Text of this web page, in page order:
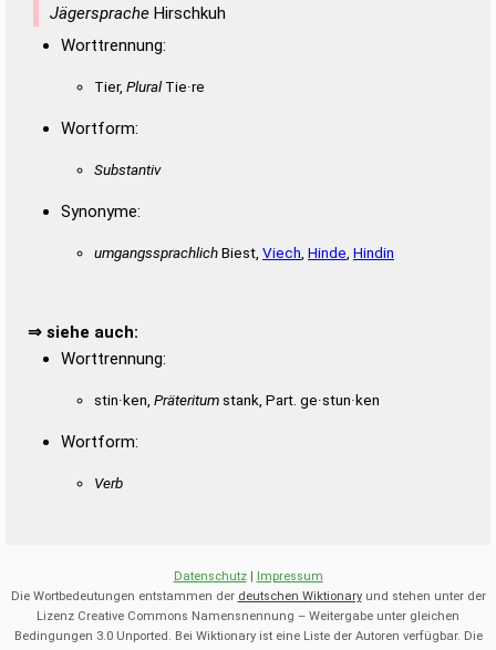
Jägersprache Hirschkuh
Worttrennung:
Tier, PluralTie·re
Wortform:
Substantiv
Synonyme:
umgangssprachlichBiest, Viech Hinde Hindin
⇒ siehe auch:
Worttrennung:
stin·ken, Präteritum stank, Part. ge·stun·ken
Wortform:
Verb
Datenschutz| Impressum
Die Wortbedeutungen entstammen der deutschen Wiktionaryund stehen unter der
Lizenz Creative Commons Namensnennung – Weitergabe unter gleichen
Bedingungen 3.0 Unported. Bei Wiktionary ist eine Liste der Autoren verfügbar. Die